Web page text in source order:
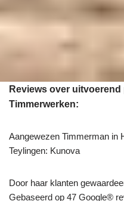
Reviews over uitvoerend
Timmerwerken:
Aangewezen Timmerman in
Teylingen: Kunova
Door haar klanten
Gebaseerd op 47 Google®